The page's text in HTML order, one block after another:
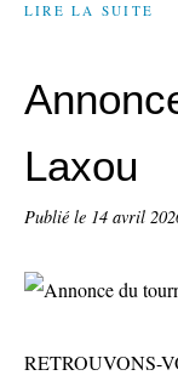
LIRE LA SUITE
Laxou
Publié le 14 avril
RETROUVONS-